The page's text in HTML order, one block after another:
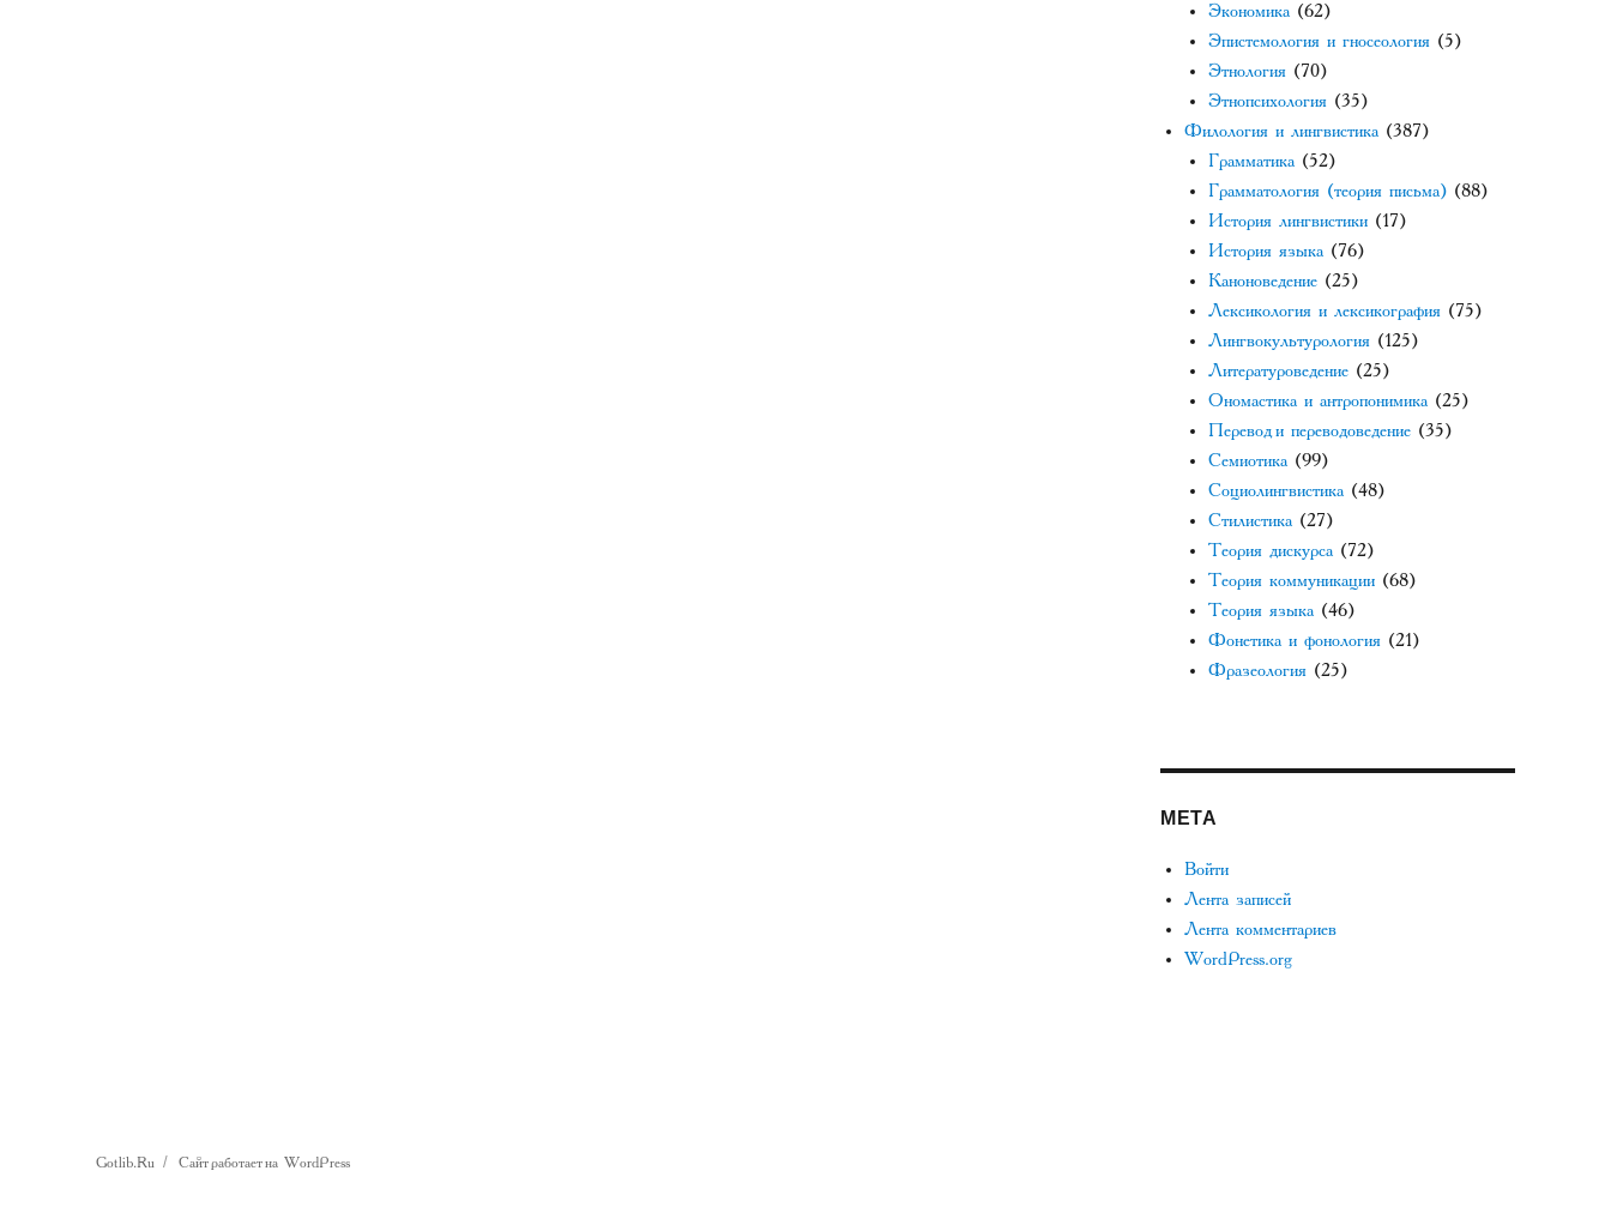
Экономика(62)
Эпистемология и гносеология(5)
Этнология(70)
Этнопсихология(35)
Филология и лингвистика(387)
Грамматика(52)
Грамматология (теория письма)(88)
История лингвистики(17)
История языка(76)
Каноноведение(25)
Лексикология и лексикография(75)
Лингвокультурология(125)
Литературоведение(25)
Ономастика и антропонимика(25)
Перевод и переводоведение(35)
Семиотика(99)
Социолингвистика(48)
Стилистика(27)
Теория дискурса(72)
Теория коммуникации(68)
Теория языка(46)
Фонетика и фонология(21)
Фразеология(25)
МЕТА
Войти
Лента записей
Лента комментариев
WordPress.org
Gotlib.Ru Сайт работает на WordPress